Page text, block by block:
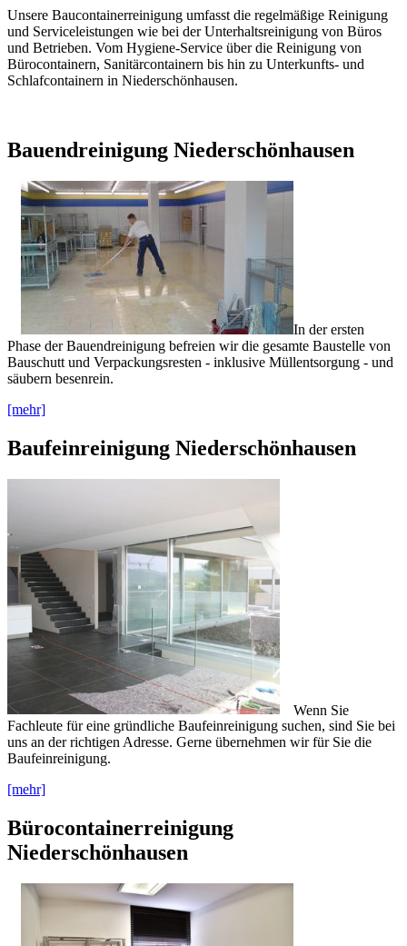
Unsere Baucontainerreinigung umfasst die regelmäßige Reinigung
und Serviceleistungen wie bei der Unterhaltsreinigung von Büros
und Betrieben. Vom Hygiene-Service über die Reinigung von
Bürocontainern, Sanitärcontainern bis hin zu Unterkunfts- und
Schlafcontainern in Niederschönhausen.
Bauendreinigung Niederschönhausen
In der ersten
Phase der Bauendreinigung befreien wir die gesamte Baustelle von
Bauschutt und Verpackungsresten - inklusive Müllentsorgung - und
säubern besenrein.
[mehr]
Baufeinreinigung Niederschönhausen
Wenn Sie
Fachleute für eine gründliche Baufeinreinigung suchen, sind Sie bei
uns an der richtigen Adresse. Gerne übernehmen wir für Sie die
Baufeinreinigung.
[mehr]
Bürocontainerreinigung
Niederschönhausen